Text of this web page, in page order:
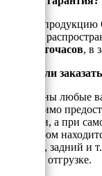
На всю продукцию
порядке
1000 моточасов, в
Можно ли
Возможны любые
необходимо
доставки, а при
на котором
боковой, задний и
товара к отгрузке.